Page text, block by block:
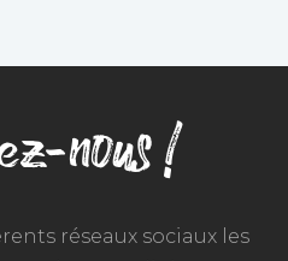
nous !
réseaux sociaux les